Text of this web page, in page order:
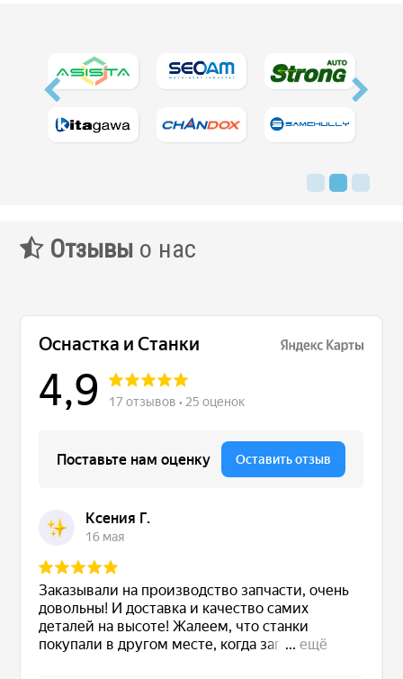
Сервисное обслуживание станков
Диагностика неисправностей станков
Ремонт винторезных станков
Заявка
Отзывы о нас